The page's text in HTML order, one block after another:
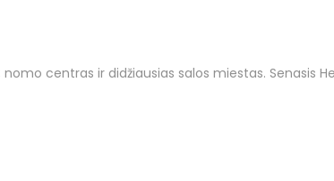
centras ir didžiausias salos miestas. Senasis